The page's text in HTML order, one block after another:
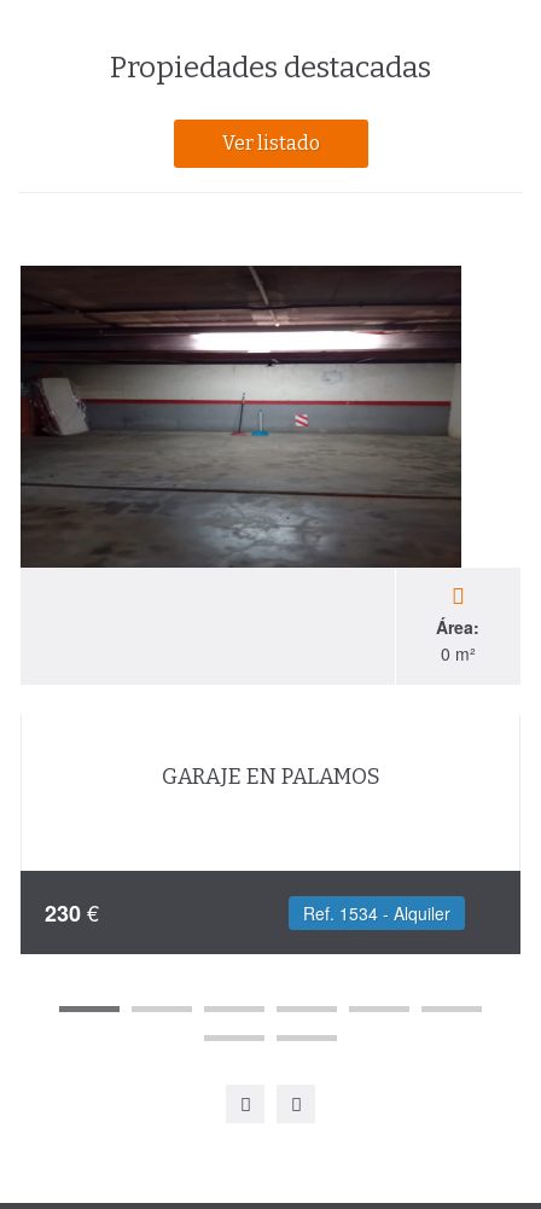
Propiedades destacadas
Ver listado
Área:
0 m²
GARAJE EN PALAMOS
230€ Ref. 1534 - Alquiler